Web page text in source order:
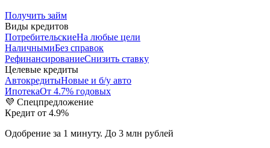
Получить займ
Виды кредитов
ПотребительскиеНа любые цели
НаличнымиБез справок
РефинансированиеСнизить ставку
Целевые кредиты
АвтокредитыНовые и б/у авто
ИпотекаОт 4.7% годовых
💜 Спецпредложение
Кредит от 4.9%
Одобрение за 1 минуту. До 3 млн рублей